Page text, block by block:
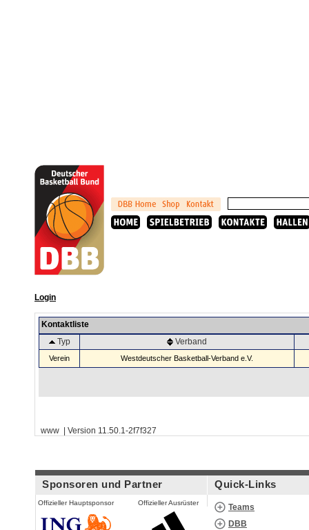
Login
Kontaktliste
Typ
Verband
Verein Westdeutscher Basketball-Verband e.V.
www | Version 11.50.1-2f7f327
Sponsoren und Partner
Offizieller Hauptsponsor Offizieller Ausrüster
Quick-Links
Teams
DBB